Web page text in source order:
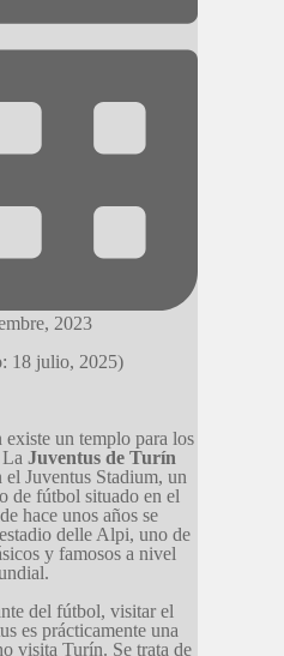
2023
18 julio, 2025)
existe un templo para los
Juventus de Turín
el Juventus Stadium, un
de fútbol situado en el
hace unos años se
delle Alpi, uno de
y famosos a nivel
del fútbol, visitar el
es prácticamente una
visita Turín. Se trata de